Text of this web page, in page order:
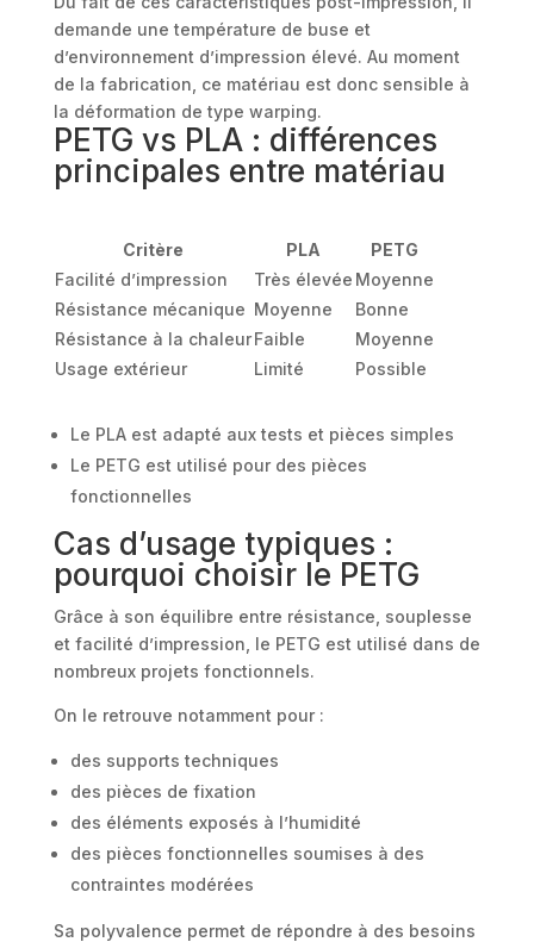
demande une température de buse et
d’environnement d’impression élevé. Au moment
de la fabrication, ce matériau est donc sensible à
la déformation de type warping.
PETG vs PLA : différences
principales entre matériau
Critère PLA
PETG
Facilité d’impression
Très élevée Moyenne
Résistance mécanique Moyenne
Bonne
Résistance à la chaleurFaible
Moyenne
Usage extérieur
Limité Possible
Le PLA est adapté aux tests et pièces simples
Le PETG est utilisé pour des pièces
fonctionnelles
Cas d’usage typiques :
pourquoi choisir le PETG
Grâce à son équilibre entre résistance, souplesse
et facilité d’impression, le PETG est utilisé dans de
nombreux projets fonctionnels.
On le retrouve notamment pour :
des supports techniques
des pièces de fixation
des éléments exposés à l’humidité
des pièces fonctionnelles soumises à des
contraintes modérées
Sa polyvalence permet de répondre à des besoins